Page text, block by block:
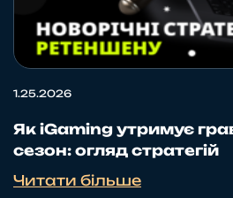
1.25.2026
Як iGaming утримує
сезон: огляд стратегій
Читати більше